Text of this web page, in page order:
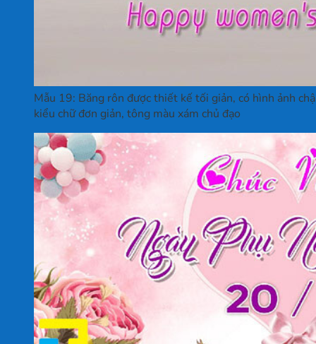
Mẫu 19: Băng rôn được thiết kế tối giản, có hình ảnh
kiểu chữ đơn giản, tông màu xám chủ đạo